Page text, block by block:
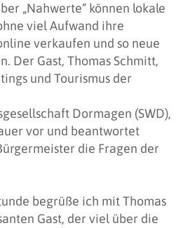
„Nahwerte“ können lokale
viel Aufwand ihre
verkaufen und so neue
Der Gast, Thomas Schmitt,
und Tourismus der
Dormagen (SWD),
vor und beantwortet
die Fragen der
begrüße ich mit Thomas
Gast, der viel über die